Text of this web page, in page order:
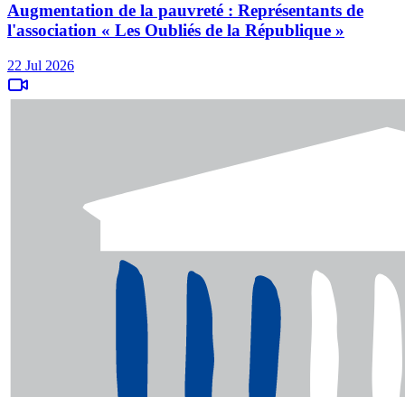
Augmentation de la pauvreté : Représentants de
l'association « Les Oubliés de la République »
22 Jul 2026